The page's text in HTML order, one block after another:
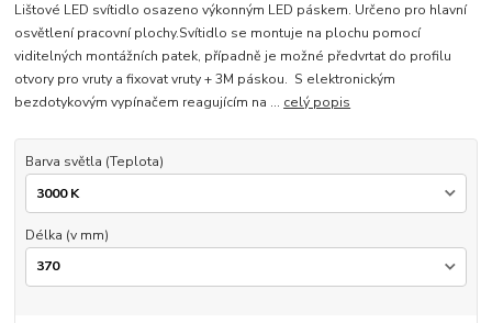
Lištové LED svítidlo osazeno výkonným LED páskem. Určeno pro hlavní
osvětlení pracovní plochy.Svítidlo se montuje na plochu pomocí
viditelných montážních patek, případně je možné předvrtat do profilu
otvory pro vruty a fixovat vruty + 3M páskou. S elektronickým
bezdotykovým vypínačem reagujícím na ... celý popis
Barva světla (Teplota)
Délka (v mm)